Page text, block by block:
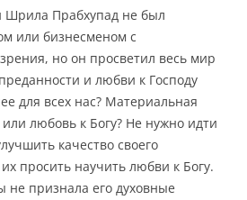
Шрила Прабхупад не был
или бизнесменом с
но он просветил весь мир
и любви к Господу
для всех нас? Материальная
любовь к Богу? Не нужно идти
качество своего
просить научить любви к Богу.
не признала его духовные